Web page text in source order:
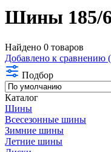
Шины 185/
Найдено 0 товаров
Добавлено к сравнению
Подбор
Каталог
Шины
Всесезонные шины
Зимние шины
Летние шины